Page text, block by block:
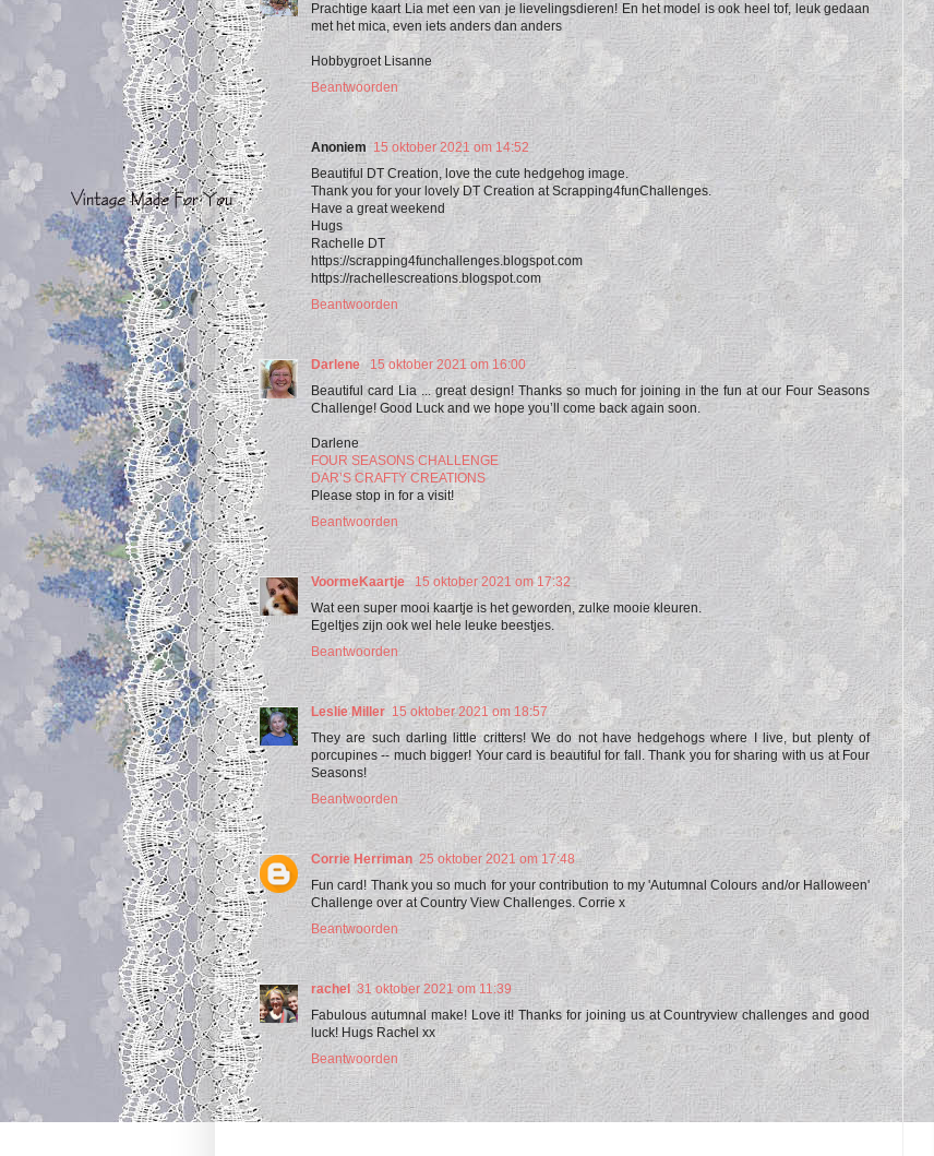
Prachtige kaart Lia met een van je lievelingsdieren! En het model is ook heel tof, leuk gedaan
met het mica, even iets anders dan anders
Hobbygroet Lisanne
Beantwoorden
Anoniem 15 oktober 2021 om 14:52
Beautiful DT Creation, love the cute hedgehog image.
Thank you for your lovely DT Creation at Scrapping4funChallenges.
Have a great weekend
Hugs
Rachelle DT
https://scrapping4funchallenges.blogspot.com
https://rachellescreations.blogspot.com
Beantwoorden
Darlene 15 oktober 2021 om 16:00
Beautiful card Lia ... great design! Thanks so much for joining in the fun at our Four Seasons
Challenge! Good Luck and we hope you’ll come back again soon.
Darlene
FOUR SEASONS CHALLENGE
DAR’S CRAFTY CREATIONS
Please stop in for a visit!
Beantwoorden
VoormeKaartje
15 oktober 2021 om 17:32
Wat een super mooi kaartje is het geworden, zulke mooie kleuren.
Egeltjes zijn ook wel hele leuke beestjes.
Beantwoorden
Leslie Miller 15 oktober 2021 om 18:57
They are such darling little critters! We do not have hedgehogs where I live, but plenty of
porcupines -- much bigger! Your card is beautiful for fall. Thank you for sharing with us at Four
Seasons!
Beantwoorden
Corrie Herriman 25 oktober 2021 om 17:48
Fun card! Thank you so much for your contribution to my 'Autumnal Colours and/or Halloween'
Challenge over at Country View Challenges. Corrie x
Beantwoorden
rachel 31 oktober 2021 om 11:39
Fabulous autumnal make! Love it! Thanks for joining us at Countryview challenges and good
luck! Hugs Rachel xx
Beantwoorden